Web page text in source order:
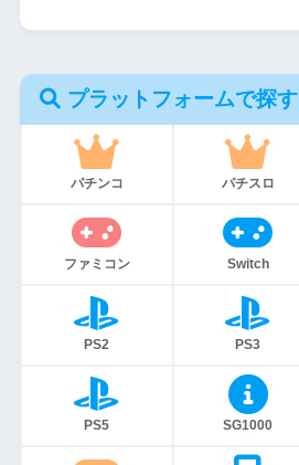
プラットフォームで探す
パチンコ パチスロ
ファミコン Switch
PS2 PS3
PS5 SG1000